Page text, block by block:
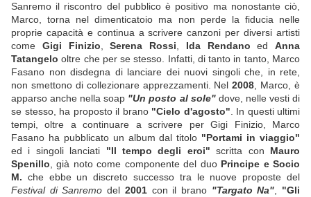
Sanremo il riscontro del pubblico è positivo ma nonostante ciò,
Marco, torna nel dimenticatoio ma non perde la fiducia nelle
proprie capacità e continua a scrivere canzoni per diversi artisti
come Gigi Finizio ,Serena Rossi Ida Rendano ed Anna
Tatangelo oltre che per se stesso. Infatti, di tanto in tanto, Marco
Fasano non disdegna di lanciare dei nuovi singoli che, in rete,
non smettono di collezionare apprezzamenti. Nel2008 , Marco, è
apparso anche nella soap "Un posto al sole"dove, nelle vesti di
se stesso, ha proposto il brano "Cielo d'agosto" . In questi ultimi
tempi, oltre a continuare a scrivere per Gigi Finizio, Marco
Fasano ha pubblicato un album dal titolo "Portami in viaggio"
ed i singoli lanciati "Il tempo degli eroi" scritta con Mauro
Spenillo , già noto come componente del duo Principe e Socio
M. che ebbe un discreto successo tra le nuove proposte del
Festival di Sanremo del 2001con il brano "Targato Na"
"Gli